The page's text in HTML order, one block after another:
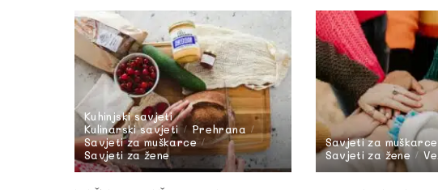
Kuhinjski savjeti
Kulinarski savjeti
Prehrana
Savjeti za muškarce
Savjeti za žene
Savjeti za muškarce
Savjeti za žene